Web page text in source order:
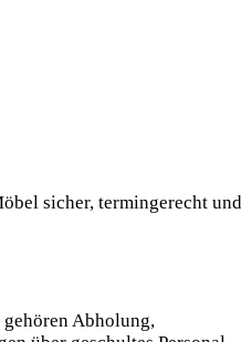
sicher, termingerecht und
Abholung,